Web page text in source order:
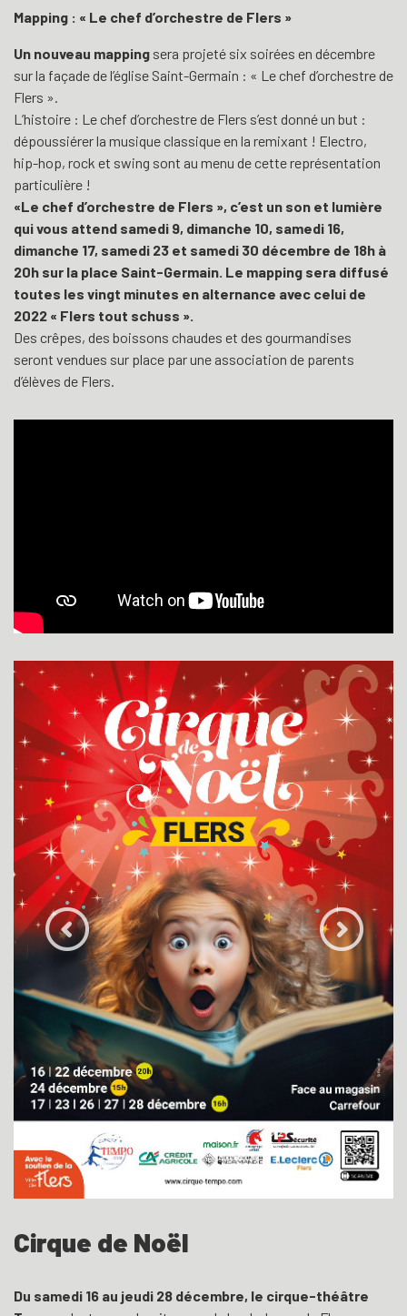
Mapping : « Le chef d’orchestre de Flers »
Un nouveau mapping sera projeté six soirées en décembre
sur la façade de l’église Saint-Germain : « Le chef d’orchestre de
Flers ».
L’histoire : Le chef d’orchestre de Flers s’est donné un but :
dépoussiérer la musique classique en la remixant ! Electro,
hip-hop, rock et swing sont au menu de cette représentation
particulière !
«Le chef d’orchestre de Flers », c’est un son et lumière
qui vous attend samedi 9, dimanche 10, samedi 16,
dimanche 17, samedi 23 et samedi 30 décembre de 18h à
20h sur la place Saint-Germain. Le mapping sera diffusé
toutes les vingt minutes en alternance avec celui de
2022 « Flers tout schuss ».
Des crêpes, des boissons chaudes et des gourmandises
seront vendues sur place par une association de parents
d’élèves de Flers.
Cirque de Noël
Du samedi 16 au jeudi 28 décembre, le cirque-théâtre